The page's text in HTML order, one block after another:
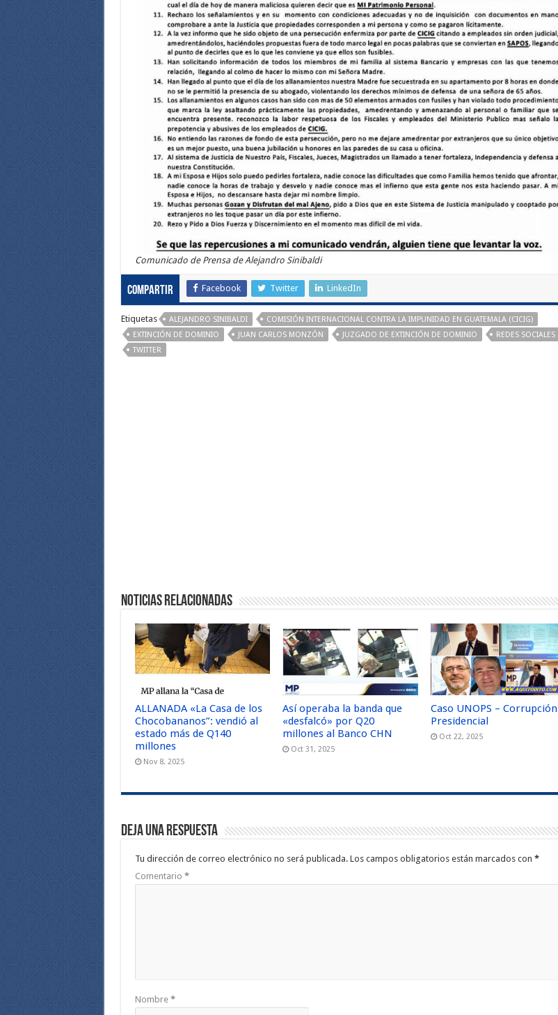
Comunicado de Prensa de Alejandro Sinibaldi
Compartir Facebook Twitter LinkedIn
Etiquetas ALEJANDRO SINIBALDI
COMISIÓN INTERNACIONAL CONTRA LA IMPUNIDAD EN GUATEMALA (CICIG)
EXTINCIÓN DE DOMINIO
JUAN CARLOS MONZÓN JUZGADO DE EXTINCIÓN DE DOMINIO
REDES SOCIALES
TWITTER
Noticias Relacionadas
ALLANADA «La Casa de los
Chocobananos”: vendió al
estado más de Q140
millones
Nov 8, 2025
Así operaba la banda que
«desfalcó» por Q20
millones al Banco CHN
Oct 31, 2025
Caso UNOPS – Corrupción
Presidencial
Oct 22, 2025
Deja una respuesta
Tu dirección de correo electrónico no será publicada. Los campos obligatorios están marcados con *
Comentario *
Nombre *